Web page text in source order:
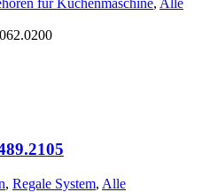
für Küchenmaschine, Alle
, Regale System, Alle